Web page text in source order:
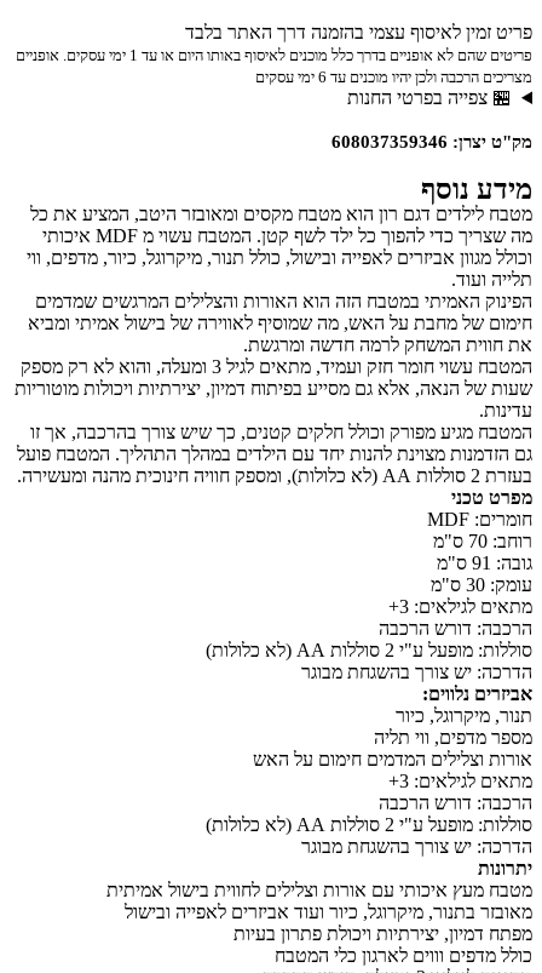
פריט זמין לאיסוף עצמי בהזמנה דרך האתר בלבד
פריטים שהם לא אופניים בדרך כלל מוכנים לאיסוף באותו היום או עד 1 ימי עסקים. אופניים
מצריכים הרכבה ולכן יהיו מוכנים עד 6 ימי עסקים
🏪 צפייה בפרטי החנות
מק"ט יצרן: 608037359346
מידע נוסף
מטבח לילדים דגם רון הוא מטבח מקסים ומאובזר היטב, המציע את כל
מה שצריך כדי להפוך כל ילד לשף קטן. המטבח עשוי מ MDF איכותי
וכולל מגוון אביזרים לאפייה ובישול, כולל תנור, מיקרוגל, כיור, מדפים, ווי
תלייה ועוד.
הפינוק האמיתי במטבח הזה הוא האורות והצלילים המרגשים שמדמים
חימום של מחבת על האש, מה שמוסיף לאווירה של בישול אמיתי ומביא
את חווית המשחק לרמה חדשה ומרגשת.
המטבח עשוי חומר חזק ועמיד, מתאים לגיל 3 ומעלה, והוא לא רק מספק
שעות של הנאה, אלא גם מסייע בפיתוח דמיון, יצירתיות ויכולות מוטוריות
עדינות.
המטבח מגיע מפורק וכולל חלקים קטנים, כך שיש צורך בהרכבה, אך זו
גם הזדמנות מצוינת להנות יחד עם הילדים במהלך התהליך. המטבח פועל
בעזרת 2 סוללות AA (לא כלולות), ומספק חוויה חינוכית מהנה ומעשירה.
מפרט טכני
חומרים: MDF
רוחב: 70 ס"מ
גובה: 91 ס"מ
עומק: 30 ס"מ
מתאים לגילאים: 3+
הרכבה: דורש הרכבה
סוללות: מופעל ע"י 2 סוללות AA (לא כלולות)
הדרכה: יש צורך בהשגחת מבוגר
אביזרים נלווים:
תנור, מיקרוגל, כיור
מספר מדפים, ווי תליה
אורות וצלילים המדמים חימום על האש
מתאים לגילאים: 3+
הרכבה: דורש הרכבה
סוללות: מופעל ע"י 2 סוללות AA (לא כלולות)
הדרכה: יש צורך בהשגחת מבוגר
יתרונות
מטבח מעץ איכותי עם אורות וצלילים לחווית בישול אמיתית
מאובזר בתנור, מיקרוגל, כיור ועוד אביזרים לאפייה ובישול
מפתח דמיון, יצירתיות ויכולת פתרון בעיות
כולל מדפים וווים לארגון כלי המטבח